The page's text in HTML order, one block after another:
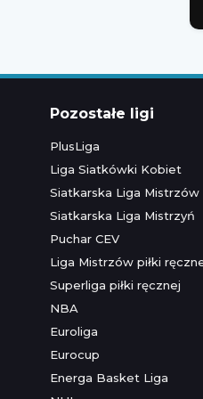
Pozostałe ligi
PlusLiga
Liga Siatkówki Kobiet
Siatkarska Liga Mistrzów
Siatkarska Liga Mistrzyń
Puchar CEV
Liga Mistrzów piłki
Superliga piłki ręcznej
NBA
Euroliga
Eurocup
Energa Basket Liga